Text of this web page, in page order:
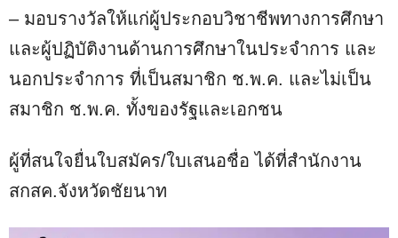
u
e
– มอบรางวัลให้แก่ผู้ประกอบวิชาชีพทางการศึกษา
และผู้ปฏิบัติงานด้านการศึกษาในประจำการ และ
นอกประจำการ ที่เป็นสมาชิก ช.พ.ค. และไม่เป็น
สมาชิก ช.พ.ค. ทั้งของรัฐและเอกชน
ผู้ที่สนใจยื่นใบสมัคร/ใบเสนอชื่อ ได้ที่สำนักงาน
สกสค.จังหวัดชัยนาท